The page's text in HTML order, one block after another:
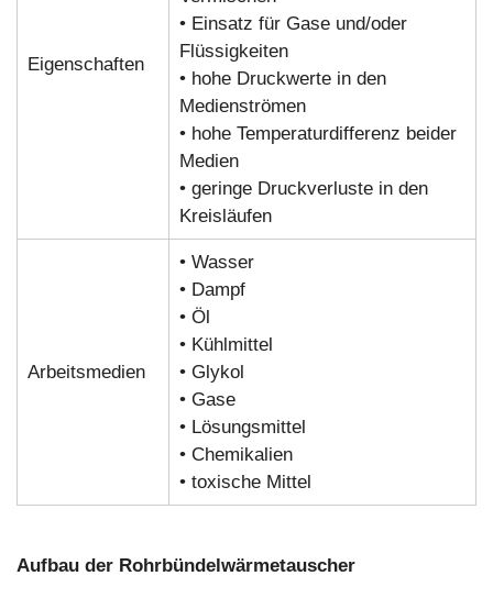
Eigenschaften
• Einsatz für Gase und/oder
Flüssigkeiten
• hohe Druckwerte in den
Medienströmen
• hohe Temperaturdifferenz beider
Medien
• geringe Druckverluste in den
Kreisläufen
Arbeitsmedien
• Wasser
• Dampf
• Öl
• Kühlmittel
• Glykol
• Gase
• Lösungsmittel
• Chemikalien
• toxische Mittel
Aufbau der Rohrbündelwärmetauscher